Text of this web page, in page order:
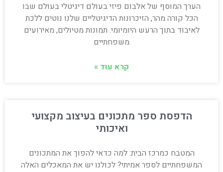
הערך המוסף של אלבום פיזי בעולם דיגיטלי בעולם שבו
הכל קורה מהר, הזיכרונות הדיגיטליים שלנו נוטים ללכת
לאיבוד בתוך הרעש היומיומי. תמונות מטיולים, מאירועים
משפחתיים
קרא עוד »
הדפסת ספר מתכונים בעיצוב מקצועי
ואיכותי
המטבח כמרכז הבית: למה כדאי להפוך את המתכונים
המשפחתיים לספר אמיתי? לכולנו יש את המאכלים האלה